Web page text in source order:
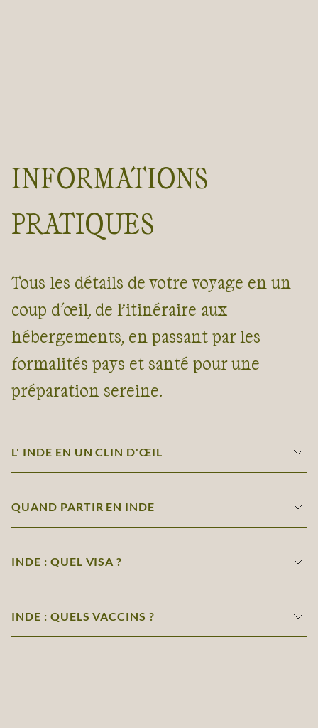
INFORMATIONS
PRATIQUES
Tous les détails de votre voyage en un
coup d'œil, de l’itinéraire aux
hébergements, en passant par les
formalités pays et santé pour une
préparation sereine.
L' INDE EN UN CLIN D'ŒIL
QUAND PARTIR EN INDE
INDE : QUEL VISA ?
INDE : QUELS VACCINS ?